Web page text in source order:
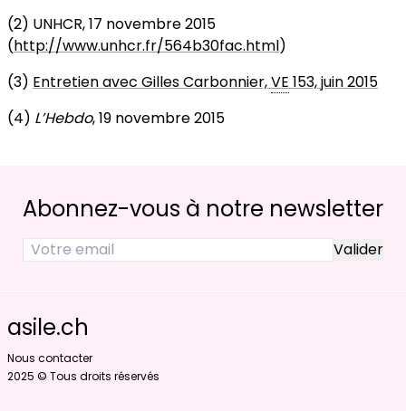
(2) UNHCR, 17 novembre 2015
(http://www.unhcr.fr/564b30fac.html)
(3) Entretien avec Gilles Carbonnier,VE 153, juin 2015
(4) L’Hebdo, 19 novembre 2015
Abonnez-vous à notre newsletter
asile.ch
Nous contacter
2025 © Tous droits réservés